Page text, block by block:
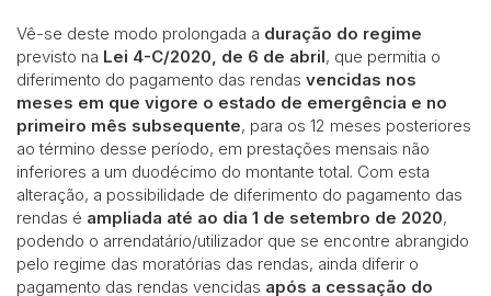
Vê-se deste modo prolongada a duração do regime
previsto na Lei 4-C/2020, de 6 de abril, que permitia o
diferimento do pagamento das rendas vencidas nos
meses em que vigore o estado de emergência e no
primeiro mês subsequente, para os 12 meses posteriores
ao término desse período, em prestações mensais não
inferiores a um duodécimo do montante total. Com esta
alteração, a possibilidade de diferimento do pagamento das
rendas é ampliada até ao dia 1 de setembro de 2020,
podendo o arrendatário/utilizador que se encontre abrangido
pelo regime das moratórias das rendas, ainda diferir o
pagamento das rendas vencidas após a cessação do